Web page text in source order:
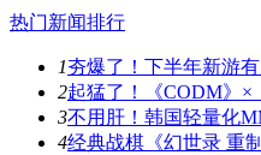
热门新闻排行
1夯爆了！下半年新游
2起猛了！《CODM》×
3不用肝！韩国轻量化
4经典战棋《幻世录 重